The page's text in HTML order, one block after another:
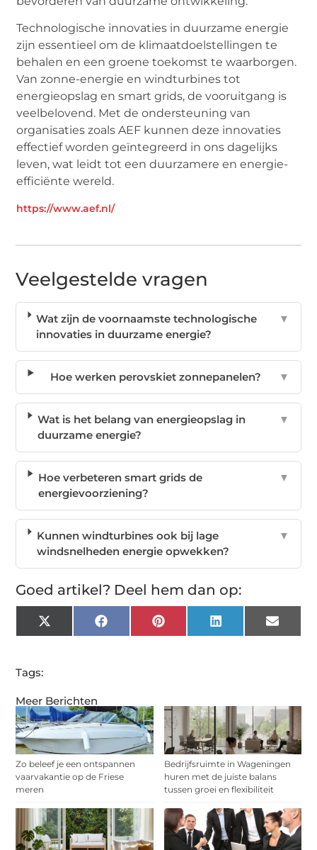
Meer Berichten
Zo beleef je een ontspannen
vaarvakantie op de Friese
meren
Bedrijfsruimte in Wageningen
huren met de juiste balans
tussen groei en flexibiliteit
Technologische innovaties in duurzame energie
zijn essentieel om de klimaatdoelstellingen te
behalen en een groene toekomst te waarborgen.
Van zonne-energie en windturbines tot
energieopslag en smart grids, de vooruitgang is
veelbelovend. Met de ondersteuning van
organisaties zoals AEF kunnen deze innovaties
effectief worden geïntegreerd in ons dagelijks
leven, wat leidt tot een duurzamere en energie-
efficiënte wereld.
https://www.aef.nl/
Veelgestelde vragen
Wat zijn de voornaamste technologische
innovaties in duurzame energie?
▼
Hoe werken perovskiet zonnepanelen? ▼
Wat is het belang van energieopslag in
duurzame energie?
▼
Hoe verbeteren smart grids de
energievoorziening?
▼
Kunnen windturbines ook bij lage
windsnelheden energie opwekken?
▼
Goed artikel? Deel hem dan op:
X
(Twitter)
FacebookPinterest LinkedIn Email
Tags: